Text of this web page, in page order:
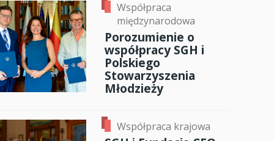
SGH
SGH
Współpraca
międzynarodowa
Porozumienie o
współpracy SGH i
Polskiego
Stowarzyszenia
Młodzieży
Współpraca krajowa